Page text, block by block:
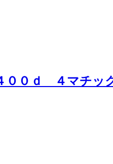
００ｄ ４マチ